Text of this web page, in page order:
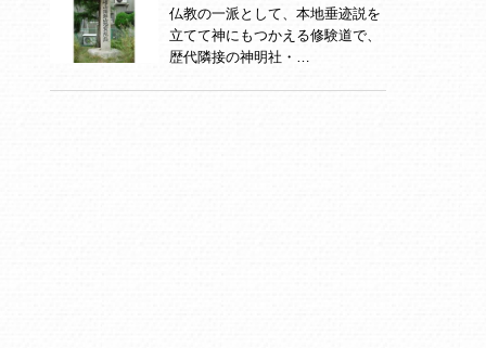
仏教の一派として、本地垂迹説を
立てて神にもつかえる修験道で、
歴代隣接の神明社・…